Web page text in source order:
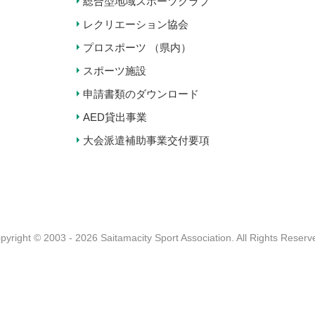
レクリエーション協会
プロスポーツ （県内）
スポーツ施設
申請書類のダウンロード
AED貸出事業
大会派遣補助事業交付要項
© 2003 - 2026 Saitamacity Sport Association. All Rights